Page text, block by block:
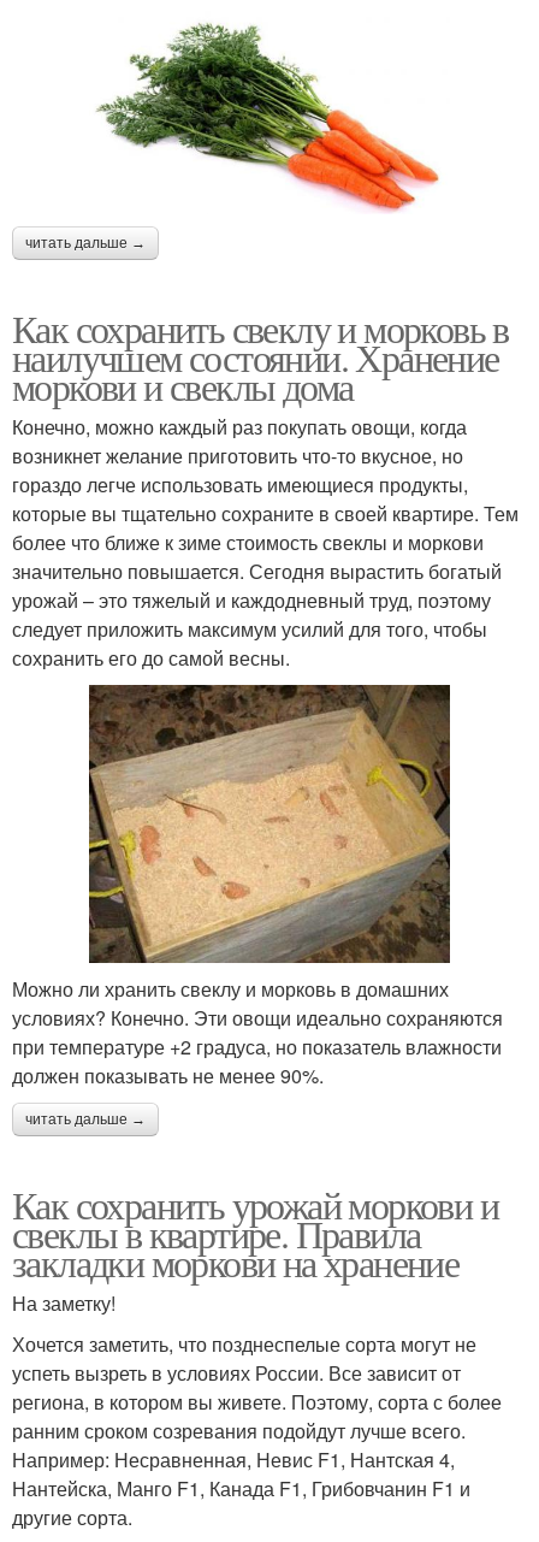
читать дальше →
Как сохранить свеклу и морковь в
наилучшем состоянии. Хранение
моркови и свеклы дома
Конечно, можно каждый раз покупать овощи, когда
возникнет желание приготовить что-то вкусное, но
гораздо легче использовать имеющиеся продукты,
которые вы тщательно сохраните в своей квартире. Тем
более что ближе к зиме стоимость свеклы и моркови
значительно повышается. Сегодня вырастить богатый
урожай – это тяжелый и каждодневный труд, поэтому
следует приложить максимум усилий для того, чтобы
сохранить его до самой весны.
Можно ли хранить свеклу и морковь в домашних
условиях? Конечно. Эти овощи идеально сохраняются
при температуре +2 градуса, но показатель влажности
должен показывать не менее 90%.
читать дальше →
Как сохранить урожай моркови и
свеклы в квартире. Правила
закладки моркови на хранение
На заметку!
Хочется заметить, что позднеспелые сорта могут не
успеть вызреть в условиях России. Все зависит от
региона, в котором вы живете. Поэтому, сорта с более
ранним сроком созревания подойдут лучше всего.
Например: Несравненная, Невис F1, Нантская 4,
Нантейска, Манго F1, Канада F1, Грибовчанин F1 и
другие сорта.